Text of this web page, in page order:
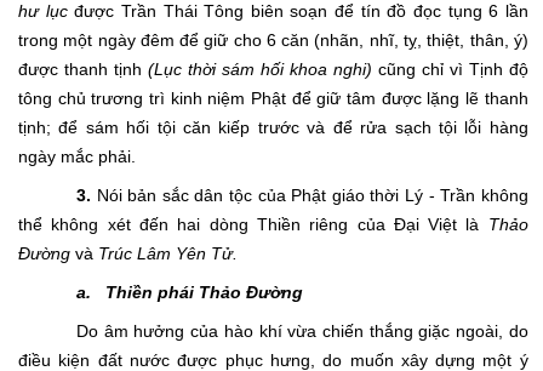
hư lụcđược Trần Thái Tông biên soạn để tín đồ đọc tụng 6 lần
trong một ngày đêm để giữ cho 6 căn (nhãn, nhĩ, tỵ, thiệt, thân, ý)
được thanh tịnh (Lục thời sám hối khoa nghi) cũng chỉ vì Tịnh độ
tông chủ trương trì kinh niệm Phật để giữ tâm được lặng lẽ thanh
tịnh; để sám hối tội căn kiếp trước và để rửa sạch tội lỗi hàng
ngày mắc phải.
3. Nói bản sắc dân tộc của Phật giáo thời Lý - Trần không
thể không xét đến hai dòng Thiền riêng của Đại Việt là Thảo
Đường và Trúc Lâm Yên Tử.
a.
Thiền phái Thảo Đường
Do âm hưởng của hào khí vừa chiến thắng giặc ngoài, do
điều kiện đất nước được phục hưng, do muốn xây dựng một ý